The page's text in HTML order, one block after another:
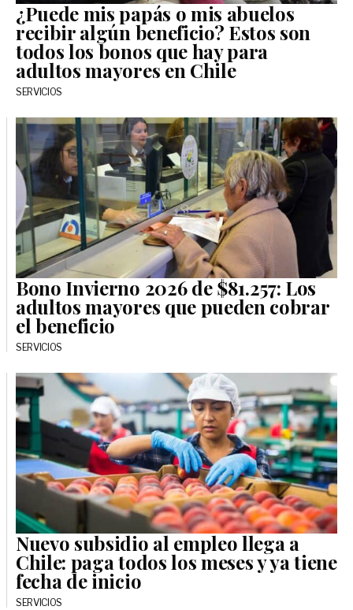
¿Puede mis papás o mis abuelos
recibir algún beneficio? Estos son
todos los bonos que hay para
adultos mayores en Chile
SERVICIOS
Bono Invierno 2026 de $81.257: Los
adultos mayores que pueden cobrar
el beneficio
SERVICIOS
Nuevo subsidio al empleo llega a
Chile: paga todos los meses y ya tiene
fecha de inicio
SERVICIOS